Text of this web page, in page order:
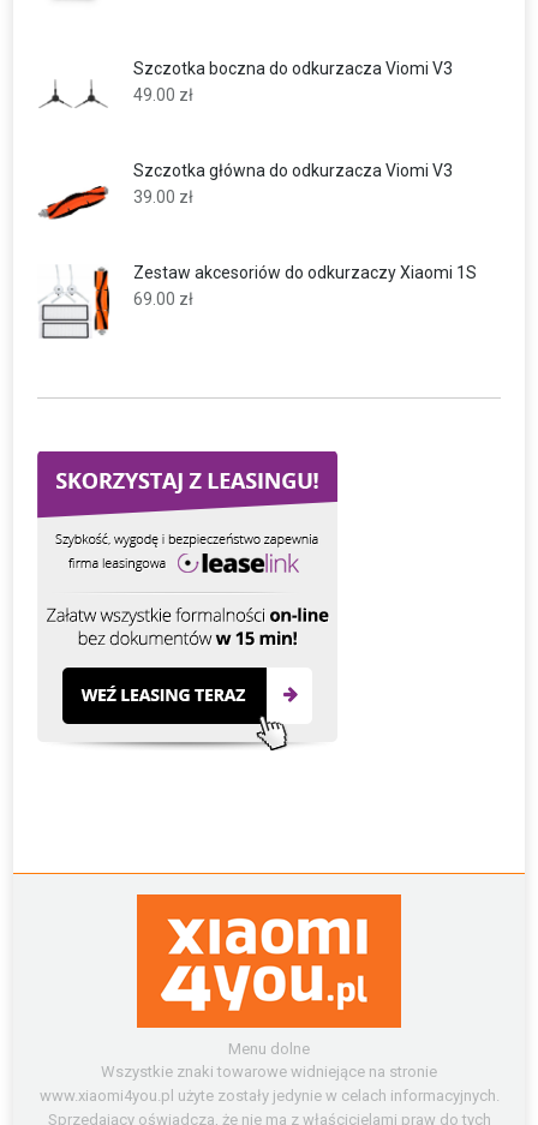
Szczotka boczna do odkurzacza Viomi V3
49.00 zł
Szczotka główna do odkurzacza Viomi V3
39.00 zł
Zestaw akcesoriów do odkurzaczy Xiaomi 1S
69.00 zł
Menu dolne
Wszystkie znaki towarowe widniejące na stronie
www.xiaomi4you.pl użyte zostały jedynie w celach informacyjnych.
Sprzedający oświadcza, że nie ma z właścicielami praw do tych